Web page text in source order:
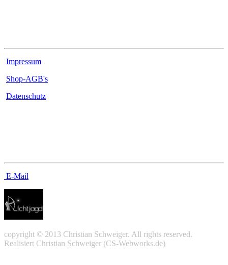
Impressum
Shop-AGB's
Datenschutz
E-Mail
copyright © 2013 Christian Schweiger. All rights reserved.
Realisiert Christian Schweiger (CS-Webworks.de)